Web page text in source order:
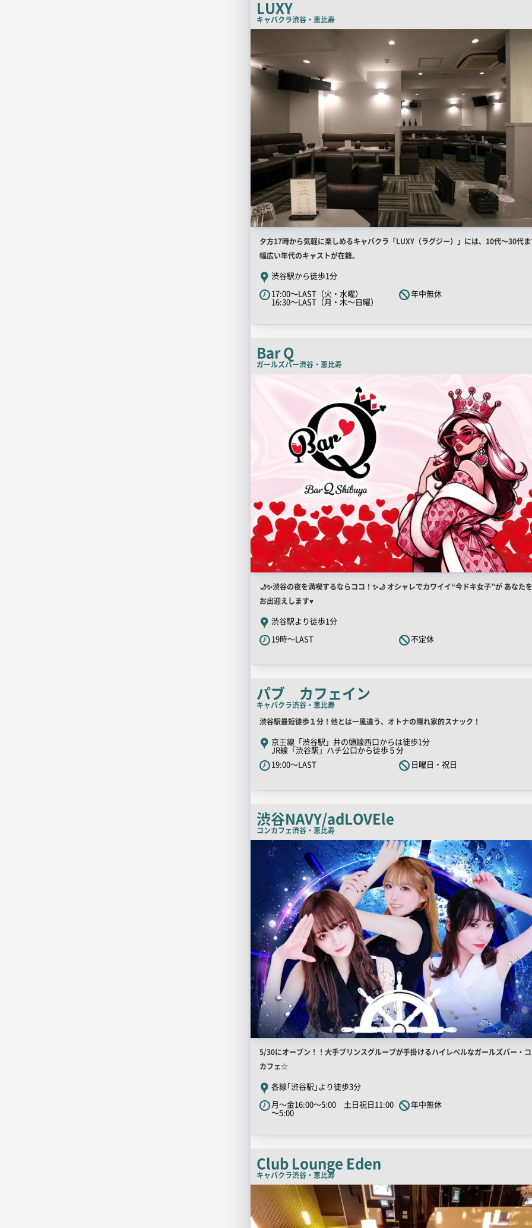
コ
ピ
LUXY
キャバクラ渋谷・恵比寿
検
結
果
一
覧
用
画
像
店
舗
PR
キ
ャ
チ
ピ
ー
夕方17時から気軽に楽しめるキャバクラ「LUXY（ラグジー）」には、10代～30代
幅広い年代のキャストが在籍。
渋谷駅から徒歩1分
17:00～LAST（火・水曜）
16:30～LAST（月・木～日曜）
年中無休
Bar Q
ガールズバー渋谷・恵比寿
店
舗
PR
キ
ャ
ピ
🌙✨渋谷の夜を満喫するならココ！✨🌙 オシャレでカワイイ“今ドキ女子”が あなたを
お出迎えします♥
渋谷駅より徒歩1分
19時～LAST
不定休
パブ カフェイン
キャバクラ渋谷・恵比寿
店
舗
PR
キ
ッ
コ
ピ
ー
渋谷駅最短徒歩１分！他とは一風違う、オトナの隠れ家的スナック！
京王線「渋谷駅」井の頭線西口からは徒歩1分
JR線「渋谷駅」ハチ公口から徒歩５分
19:00～LAST
日曜日・祝日
渋谷NAVY/adLOVEle
コンカフェ渋谷・恵比寿
店
店
舗
PR
キ
ャ
チ
ピ
ー
5/30にオープン！！大手プリンスグループが手掛けるハイレベルなガールズバー・
カフェ☆
各線｢渋谷駅｣より徒歩3分
月～金16:00～5:00 土日祝日11:00
～5:00
年中無休
Club Lounge Eden
キャバクラ渋谷・恵比寿
店
PR
画
像